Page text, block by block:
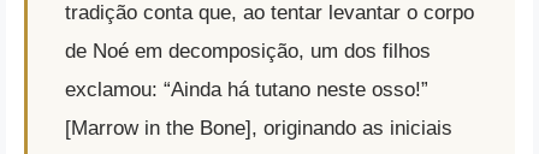
tradição conta que, ao tentar levantar o corpo
de Noé em decomposição, um dos filhos
exclamou: “Ainda há tutano neste osso!”
[Marrow in the Bone], originando as iniciais